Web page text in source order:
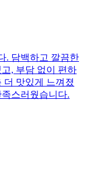
. 담백하고 깔끔한
, 부담 없이 편하
더 맛있게 느껴졌
스러웠습니다.